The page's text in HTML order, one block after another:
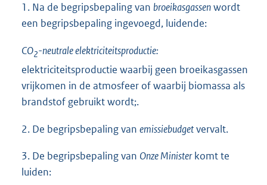
1. Na de begripsbepaling van broeikasgassenwordt
een begripsbepaling ingevoegd, luidende:
CO2-neutrale elektriciteitsproductie:
elektriciteitsproductie waarbij geen broeikasgassen
vrijkomen in de atmosfeer of waarbij biomassa als
brandstof gebruikt wordt;.
2. De begripsbepaling van emissiebudgetvervalt.
3. De begripsbepaling van Onze Ministerkomt te
luiden: